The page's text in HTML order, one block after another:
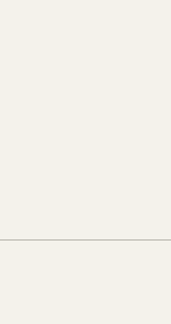
ります。
ださい。
だけます